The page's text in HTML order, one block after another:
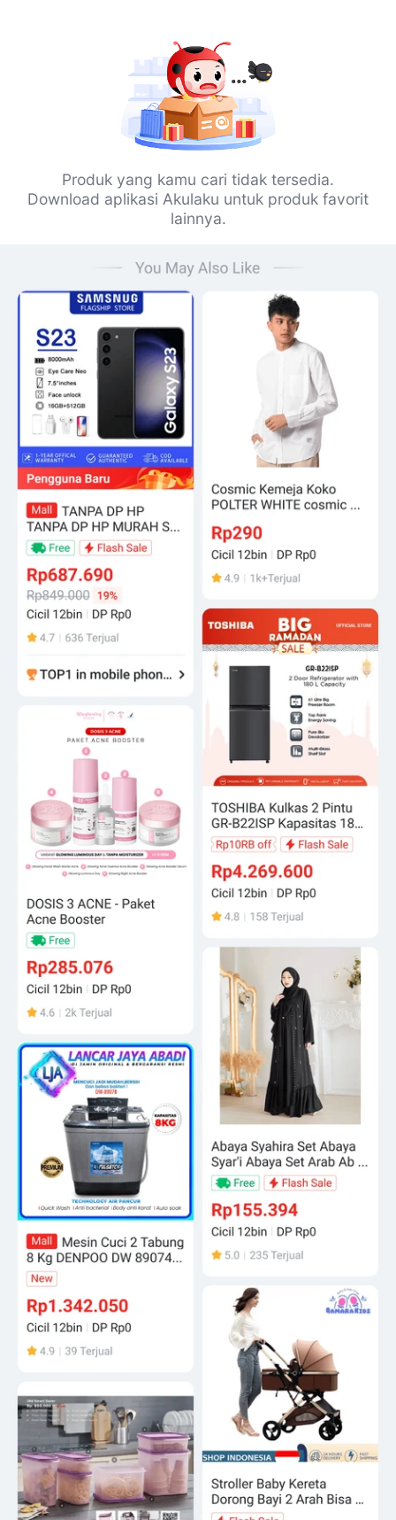
Produk yang kamu cari tidak tersedia.
Download aplikasi Akulaku untuk produk favorit
lainnya.